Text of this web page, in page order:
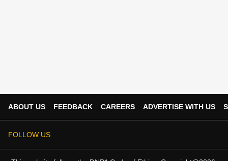
ABOUT US FEEDBACK CAREERS ADVERTISE WITH US
FOLLOW US